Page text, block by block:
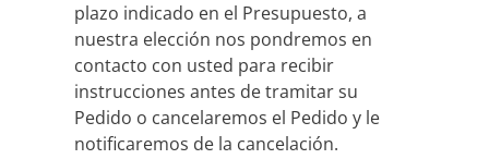
plazo indicado en el Presupuesto, a
nuestra elección nos pondremos en
contacto con usted para recibir
instrucciones antes de tramitar su
Pedido o cancelaremos el Pedido y le
notificaremos de la cancelación.